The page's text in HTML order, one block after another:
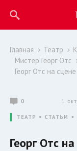
Главная Театр
Мистер Георг Отс
Георг Отс на
0 1
ТЕАТР СТАТЬИ
Георг Отс